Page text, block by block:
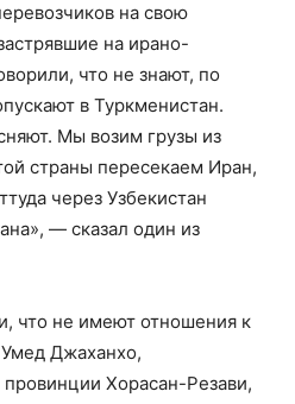
на свою
на ирано-
что не знают, по
в Туркменистан.
Мы возим грузы из
страны пересекаем Иран,
через Узбекистан
— сказал один из
что не имеют отношения к
Джаханхо,
Хорасан-Резави,